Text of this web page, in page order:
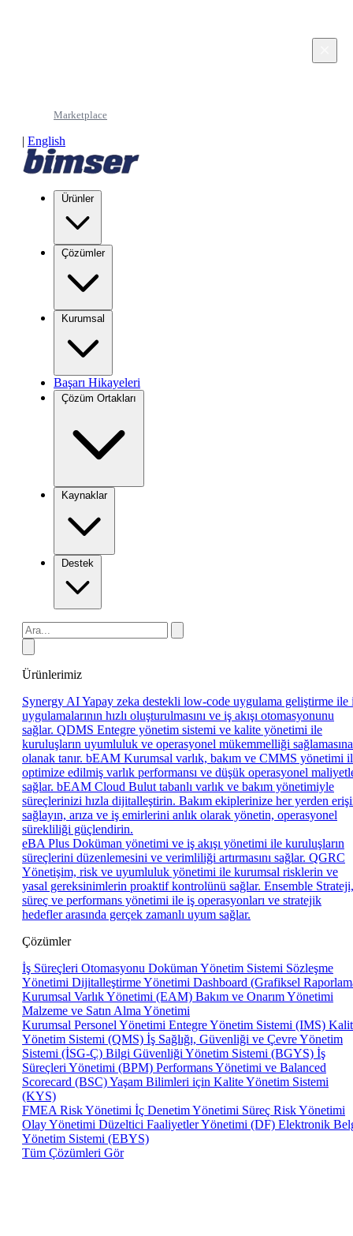
Marketplace
| English
Ürünler
Çözümler
Kurumsal
Başarı Hikayeleri
Çözüm Ortakları
Kaynaklar
Destek
Ürünlerimiz
Synergy AIYapay zeka destekli low-code uygulama geliştirme ile
uygulamalarının hızlı oluşturulmasını ve iş akışı otomasyonunu
sağlar. QDMS Entegre yönetim sistemi ve kalite yönetimi ile
kuruluşların uyumluluk ve operasyonel mükemmelliği sağlamasına
olanak tanır. bEAM Kurumsal varlık, bakım ve CMMS yönetimi
optimize edilmiş varlık performansı ve düşük operasyonel
sağlar. bEAM Cloud Bulut tabanlı varlık ve bakım yönetimiyle
süreçlerinizi hızla dijitalleştirin. Bakım ekiplerinize her yerden
sağlayın, arıza ve iş emirlerini anlık olarak yönetin, operasyonel
sürekliliği güçlendirin.
eBA Plus Doküman yönetimi ve iş akışı yönetimi ile kuruluşların
süreçlerini düzenlemesini ve verimliliği artırmasını sağlar. QGRC
Yönetişim, risk ve uyumluluk yönetimi ile kurumsal risklerin ve
yasal gereksinimlerin proaktif kontrolünü sağlar. Ensemble Strateji,
süreç ve performans yönetimi ile iş operasyonları ve stratejik
hedefler arasında gerçek zamanlı uyum sağlar.
Çözümler
İş Süreçleri Otomasyonu Doküman Yönetim Sistemi Sözleşme
Yönetimi Dijitalleştirme Yönetimi Dashboard (Grafiksel
Kurumsal Varlık Yönetimi (EAM) Bakım ve Onarım Yönetimi
Malzeme ve Satın Alma Yönetimi
Kurumsal Personel Yönetimi Entegre Yönetim Sistemi (IMS)
Yönetim Sistemi (QMS) İş Sağlığı, Güvenliği ve Çevre Yönetim
Sistemi (İSG-Ç) Bilgi Güvenliği Yönetim Sistemi (BGYS) İş
Süreçleri Yönetimi (BPM) Performans Yönetimi ve Balanced
Scorecard (BSC)Yaşam Bilimleri için Kalite Yönetim Sistemi
(KYS)
FMEA Risk Yönetimi İç Denetim Yönetimi Süreç Risk Yönetimi
Olay Yönetimi Düzeltici Faaliyetler Yönetimi (DF) Elektronik
Yönetim Sistemi (EBYS)
Tüm Çözümleri Gör